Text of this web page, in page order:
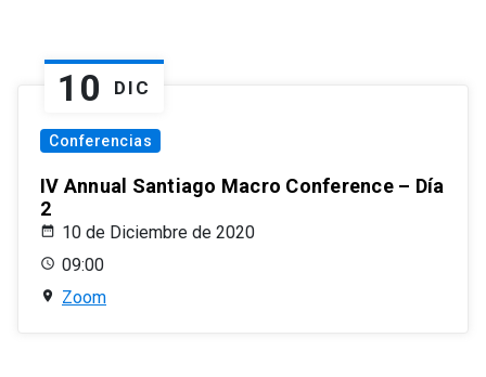
10 DIC
Conferencias
IV Annual Santiago Macro Conference – Día
2
10 de Diciembre de 2020
09:00
Zoom